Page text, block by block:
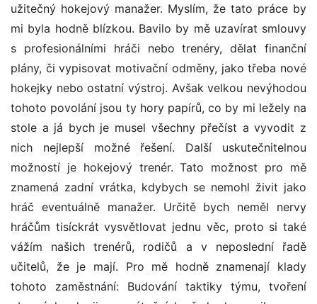
užitečný hokejový manažer. Myslím, že tato práce by
mi byla hodně blízkou. Bavilo by mě uzavírat smlouvy
s profesionálními hráči nebo trenéry, dělat finanční
plány, či vypisovat motivační odměny, jako třeba nové
hokejky nebo ostatní výstroj. Avšak velkou nevýhodou
tohoto povolání jsou ty hory papírů, co by mi ležely na
stole a já bych je musel všechny přečíst a vyvodit z
nich nejlepší možné řešení. Další uskutečnitelnou
možností je hokejový trenér. Tato možnost pro mě
znamená zadní vrátka, kdybych se nemohl živit jako
hráč eventuálně manažer. Určitě bych neměl nervy
hráčům tisíckrát vysvětlovat jednu věc, proto si také
vážím našich trenérů, rodičů a v neposlední řadě
učitelů, že je mají. Pro mě hodně znamenají klady
tohoto zaměstnání: Budování taktiky týmu, tvoření